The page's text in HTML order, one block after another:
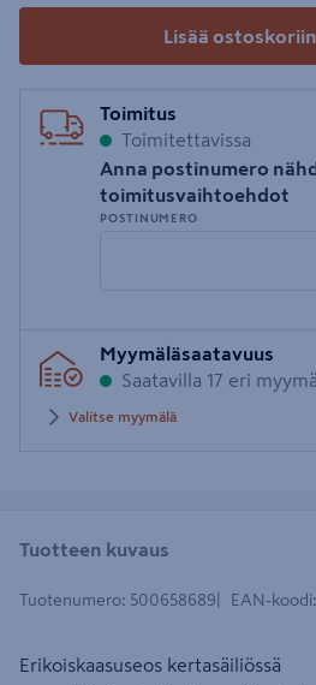
Lisää ostoskoriin
Toimitus
Toimitettavissa
Anna postinumero
toimitusvaihtoehdot
POSTINUMERO
postinumero
Myymäläsaatavuus
Saatavilla 17 eri
Valitse myymälä
Tuotteen kuvaus
Tuotenumero: 500658689 EAN-koodi:
Erikoiskaasuseos kertasäiliössä